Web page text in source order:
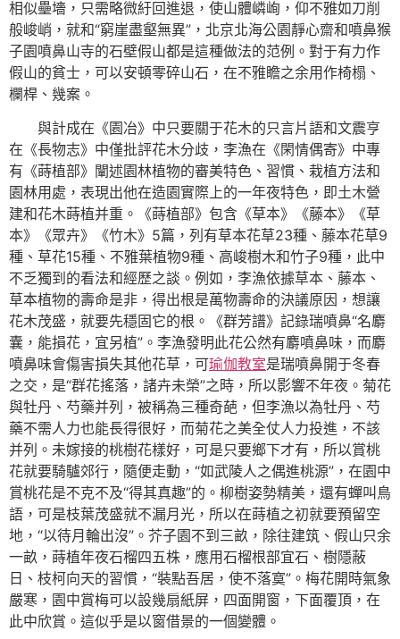
相似壘墻，只需略微紆回進退，使山體嶙峋，仰不雅如刀削
般峻峭，就和“窮崖盡壑無異”，北京北海公園靜心齋和噴鼻猴
子園噴鼻山寺的石壁假山都是這種做法的范例。對于有力作
假山的貧士，可以安頓零碎山石，在不雅瞻之余用作椅榻、
欄桿、幾案。
與計成在《園冶》中只要關于花木的只言片語和文震亨
在《長物志》中僅批評花木分歧，李漁在《閑情偶寄》中專
有《蒔植部》闡述園林植物的審美特色、習慣、栽植方法和
園林用處，表現出他在造園實際上的一年夜特色，即土木營
建和花木蒔植并重。《蒔植部》包含《草本》《藤本》《草
本》《眾卉》《竹木》5篇，列有草本花草23種、藤本花草9
種、草花15種、不雅葉植物9種、高峻樹木和竹子9種，此中
不乏獨到的看法和經歷之談。例如，李漁依據草本、藤本、
草本植物的壽命是非，得出根是萬物壽命的決議原因，想讓
花木茂盛，就要先穩固它的根。《群芳譜》記錄瑞噴鼻“名麝
囊，能損花，宜另植”。李漁發明此花公然有麝噴鼻味，而麝
噴鼻味會傷害損失其他花草，可瑜伽教室是瑞噴鼻開于冬春
之交，是“群花搖落，諸卉未榮”之時，所以影響不年夜。菊花
與牡丹、芍藥并列，被稱為三種奇葩，但李漁以為牡丹、芍
藥不需人力也能長得很好，而菊花之美全仗人力投進，不該
并列。未嫁接的桃樹花樣好，可是只要鄉下才有，所以賞桃
花就要騎驢郊行，隨便走動，“如武陵人之偶進桃源”，在園中
賞桃花是不克不及“得其真趣”的。柳樹姿勢精美，還有蟬叫鳥
語，可是枝葉茂盛就不漏月光，所以在蒔植之初就要預留空
地，“以待月輪出沒”。芥子園不到三畝，除往建筑、假山只余
一畝，蒔植年夜石榴四五株，應用石榴根部宜石、樹隱蔽
日、枝柯向天的習慣，“裝點吾居，使不落寞”。梅花開時氣象
嚴寒，園中賞梅可以設幾扇紙屏，四面開窗，下面覆頂，在
此中欣賞。這似乎是以窗借景的一個變體。